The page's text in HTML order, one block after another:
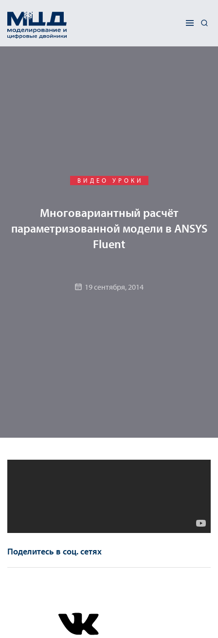
ВИДЕО УРОКИ
Многовариантный расчёт
параметризованной модели в ANSYS
Fluent
19 сентября, 2014
Поделитесь в соц. сетях